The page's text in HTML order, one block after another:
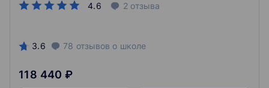
4.6 2 отзыва
3.6 78 отзывов о школе
118 440 ₽